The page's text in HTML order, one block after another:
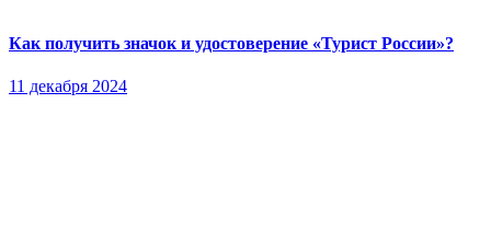
Как получить значок и удостоверение «Турист России»?
11 декабря 2024